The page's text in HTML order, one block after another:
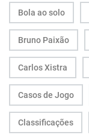
Bola ao solo
Bruno Paixão
Carlos Xistra
Casos de Jogo
Classificações